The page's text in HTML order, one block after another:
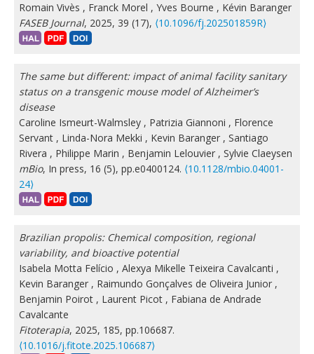
Romain Vivès , Franck Morel , Yves Bourne , Kévin Baranger
FASEB Journal, 2025, 39 (17), ⟨10.1096/fj.202501859R⟩
The same but different: impact of animal facility sanitary
status on a transgenic mouse model of Alzheimer’s
disease
Caroline Ismeurt-Walmsley , Patrizia Giannoni , Florence
Servant , Linda-Nora Mekki , Kevin Baranger , Santiago
Rivera , Philippe Marin , Benjamin Lelouvier , Sylvie Claeysen
mBio, In press, 16 (5), pp.e0400124. ⟨10.1128/mbio.04001-
24⟩
Brazilian propolis: Chemical composition, regional
variability, and bioactive potential
Isabela Motta Felício , Alexya Mikelle Teixeira Cavalcanti ,
Kevin Baranger , Raimundo Gonçalves de Oliveira Junior ,
Benjamin Poirot , Laurent Picot , Fabiana de Andrade
Cavalcante
Fitoterapia, 2025, 185, pp.106687.
⟨10.1016/j.fitote.2025.106687⟩